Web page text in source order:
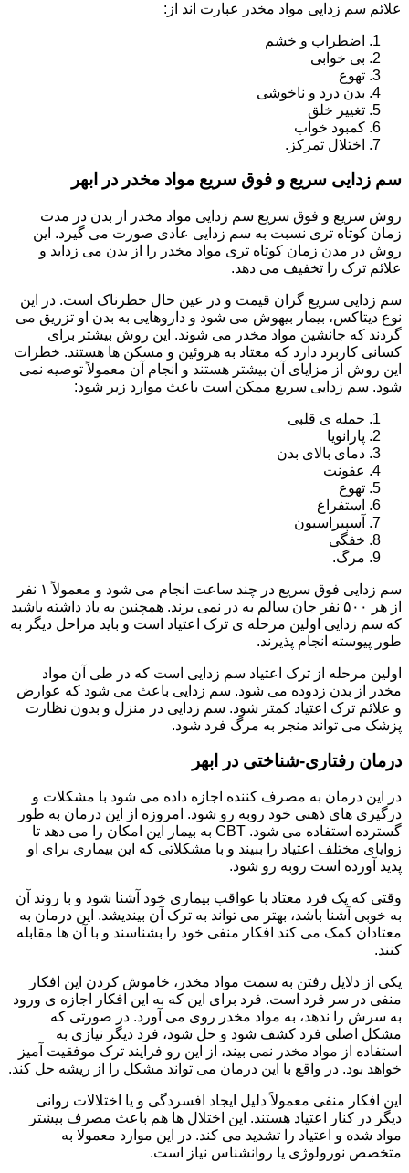
علائم سم زدایی مواد مخدر عبارت اند از:
اضطراب و خشم
بی خوابی
تهوع
بدن درد و ناخوشی
تغییر خلق
کمبود خواب
اختلال تمرکز.
سم زدایی سریع و فوق سریع مواد مخدر در ابهر
روش سریع و فوق سریع سم زدایی مواد مخدر از بدن در مدت
زمان کوتاه تری نسبت به سم زدایی عادی صورت می گیرد. این
روش در مدن زمان کوتاه تری مواد مخدر را از بدن می زداید و
علائم ترک را تخفیف می دهد.
سم زدایی سریع گران قیمت و در عین حال خطرناک است. در این
نوع دیتاکس، بیمار بیهوش می شود و داروهایی به بدن او تزریق می
گردند که جانشین مواد مخدر می شوند. این روش بیشتر برای
کسانی کاربرد دارد که معتاد به هروئین و مسکن ها هستند. خطرات
این روش از مزایای آن بیشتر هستند و انجام آن معمولاً توصیه نمی
شود. سم زدایی سریع ممکن است باعث موارد زیر شود:
حمله ی قلبی
پارانویا
دمای بالای بدن
عفونت
تهوع
استفراغ
آسپیراسیون
خفگی
مرگ.
سم زدایی فوق سریع در چند ساعت انجام می شود و معمولاً ۱ نفر
از هر ۵۰۰ نفر جان سالم به در نمی برند. همچنین به یاد داشته باشید
که سم زدایی اولین مرحله ی ترک اعتیاد است و باید مراحل دیگر به
طور پیوسته انجام پذیرند.
اولین مرحله از ترک اعتیاد سم زدایی است که در طی آن مواد
مخدر از بدن زدوده می شود. سم زدایی باعث می شود که عوارض
و علائم ترک اعتیاد کمتر شود. سم زدایی در منزل و بدون نظارت
پزشک می تواند منجر به مرگ فرد شود.
درمان رفتاری-شناختی در ابهر
در این درمان به مصرف کننده اجازه داده می شود با مشکلات و
درگیری های ذهنی خود روبه رو شود. امروزه از این درمان به طور
گسترده استفاده می شود. CBT به بیمار این امکان را می دهد تا
زوایای مختلف اعتیاد را ببیند و با مشکلاتی که این بیماری برای او
پدید آورده است روبه رو شود.
وقتی که یک فرد معتاد با عواقب بیماری خود آشنا شود و با روند آن
به خوبی آشنا باشد، بهتر می تواند به ترک آن بیندیشد. این درمان به
معتادان کمک می کند افکار منفی خود را بشناسند و با آن ها مقابله
کنند.
یکی از دلایل رفتن به سمت مواد مخدر، خاموش کردن این افکار
منفی در سر فرد است. فرد برای این که به این افکار اجازه ی ورود
به سرش را ندهد، به مواد مخدر روی می آورد. در صورتی که
مشکل اصلی فرد کشف شود و حل شود، فرد دیگر نیازی به
استفاده از مواد مخدر نمی بیند، از این رو فرایند ترک موفقیت آمیز
خواهد بود. در واقع با این درمان می تواند مشکل را از ریشه حل کند.
این افکار منفی معمولاً دلیل ایجاد افسردگی و یا اختلالات روانی
دیگر در کنار اعتیاد هستند. این اختلال ها هم باعث مصرف بیشتر
مواد شده و اعتیاد را تشدید می کند. در این موارد معمولا به
متخصص نورولوژی یا روانشناس نیاز است.